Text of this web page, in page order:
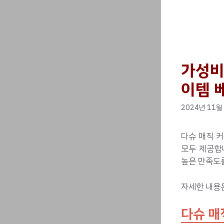
가성
이템
2024년 11
다슈 매직
모두 제공
높은 만족도
자세한 내용
다슈